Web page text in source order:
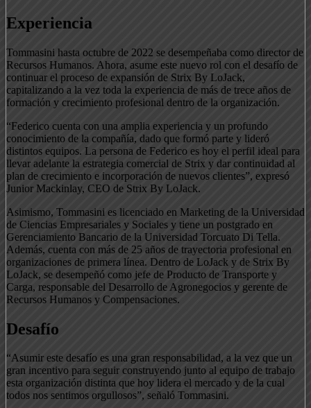
Experiencia
Tommasini hasta octubre de 2022 se desempeñaba como director de
Recursos Humanos. Ahora, asume este nuevo rol con el desafío de
continuar el proceso de expansión de Strix By LoJack,
capitalizando a la vez toda la experiencia de más de trece años de
formación y crecimiento profesional dentro de la organización.
“Federico cuenta con una amplia experiencia y un profundo
conocimiento de la compañía, dado que formó parte y lideró
distintos equipos. La persona de Federico es hoy el perfil ideal para
llevar adelante la estrategia comercial de Strix y dar continuidad al
plan de crecimiento e incorporación de nuevos clientes”, expresó
Junior Mackinlay, CEO de Strix By LoJack.
Asimismo, Tommasini es licenciado en Marketing de la Universidad
de Ciencias Empresariales y Sociales y tiene un postgrado en
Gerenciamiento Bancario de la Universidad Torcuato Di Tella.
Además, cuenta con más de 25 años de trayectoria profesional en
organizaciones de primera línea. Dentro de LoJack y de Strix By
LoJack, se desempeñó como jefe de Producto de Transporte y
Carga, responsable del Desarrollo de Agronegocios y gerente de
Recursos Humanos y Compensaciones.
Desafío
“Asumir este desafío es una gran responsabilidad, a la vez que un
gran incentivo para seguir construyendo junto al equipo de trabajo
esta organización distinta que hoy lidera el mercado y de la cual
todos nos sentimos orgullosos”, señaló Tommasini.